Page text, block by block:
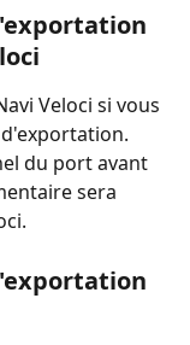
Veloci si vous
du port avant
sera